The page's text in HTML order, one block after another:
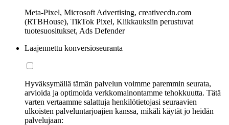
Meta-Pixel, Microsoft Advertising, creativecdn.com
(RTBHouse), TikTok Pixel, Klikkauksiin perustuvat
tuotesuositukset, Ads Defender
Laajennettu konversioseuranta
Hyväksymällä tämän palvelun voimme paremmin seurata,
arvioida ja optimoida verkkomainontamme tehokkuutta. Tätä
varten vertaamme salattuja henkilötietojasi seuraavien
ulkoisten palveluntarjoajien kanssa, mikäli käytät jo heidän
palvelujaan: